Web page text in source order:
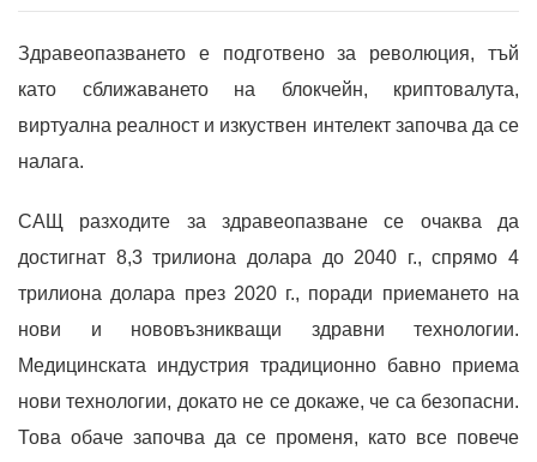
Здравеопазването е подготвено за революция, тъй
като сближаването на блокчейн, криптовалута,
виртуална реалност и изкуствен интелект започва да се
налага.
САЩ разходите за здравеопазване се очаква да
достигнат 8,3 трилиона долара до 2040 г., спрямо 4
трилиона долара през 2020 г., поради приемането на
нови и нововъзникващи здравни технологии.
Медицинската индустрия традиционно бавно приема
нови технологии, докато не се докаже, че са безопасни.
Това обаче започва да се променя, като все повече